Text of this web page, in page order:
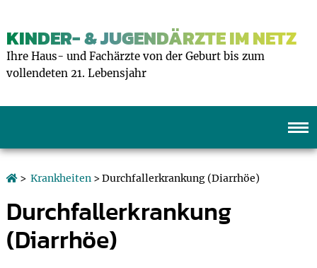
KINDER- & JUGENDÄRZTE IM NETZ
Ihre Haus- und Fachärzte von der Geburt bis zum
vollendeten 21. Lebensjahr
> Krankheiten> Durchfallerkrankung (Diarrhöe)
Durchfallerkrankung
(Diarrhöe)